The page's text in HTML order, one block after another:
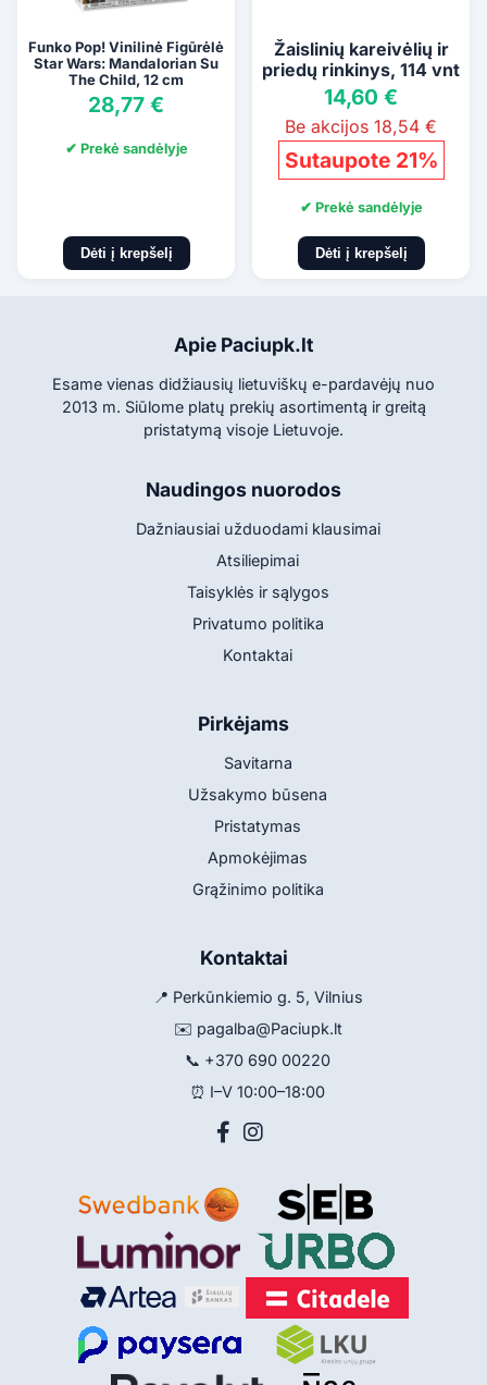
Funko Pop! Vinilinė Figūrėlė
Star Wars: Mandalorian Su
The Child, 12 cm
28,77 €
✔ Prekė sandėlyje
Dėti į krepšelį
Žaislinių kareivėlių ir
priedų rinkinys, 114 vnt
14,60 €
Be akcijos 18,54 €
Sutaupote 21%
✔ Prekė sandėlyje
Dėti į krepšelį
Apie Paciupk.lt
Esame vienas didžiausių lietuviškų e-pardavėjų nuo
2013 m. Siūlome platų prekių asortimentą ir greitą
pristatymą visoje Lietuvoje.
Naudingos nuorodos
Dažniausiai užduodami klausimai
Atsiliepimai
Taisyklės ir sąlygos
Privatumo politika
Kontaktai
Pirkėjams
Savitarna
Užsakymo būsena
Pristatymas
Apmokėjimas
Grąžinimo politika
Kontaktai
📍 Perkūnkiemio g. 5, Vilnius
✉️ pagalba@Paciupk.lt
📞 +370 690 00220
⏰ I–V 10:00–18:00